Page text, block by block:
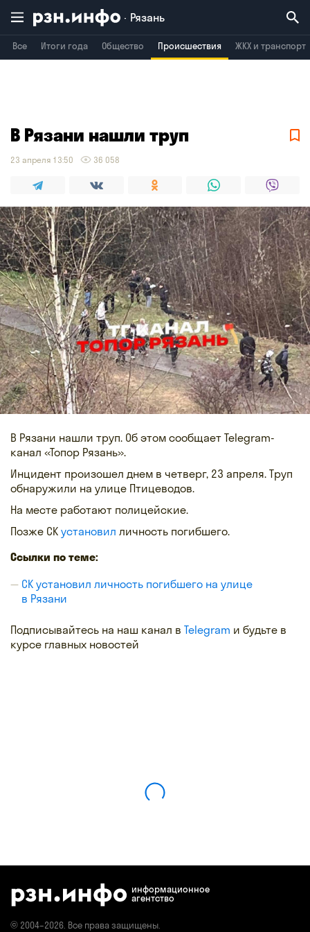
Рязань
Все Итоги года Общество Происшествия ЖКХ и транспорт
Воронеж Брянск
В Рязани нашли труп
23 апреля 13:50 36 058
В Рязани нашли труп. Об этом сообщает Telegram-
канал «Топор Рязань».
Инцидент произошел днем в четверг, 23 апреля. Труп
обнаружили на улице Птицеводов.
На месте работают полицейские.
Позже СК установил личность погибшего.
Ссылки по теме:
СК установил личность погибшего на улице
в Рязани
Подписывайтесь на наш канал в Telegram и будьте в
курсе главных новостей
информационное
агентство
© 2004–2026. Все права защищены.